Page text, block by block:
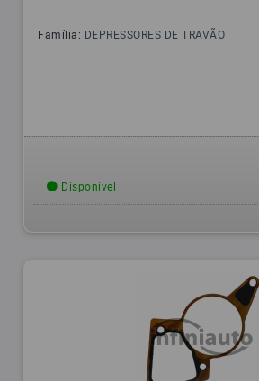
Família: DEPRESSORES DE TRAVÃO
Disponível